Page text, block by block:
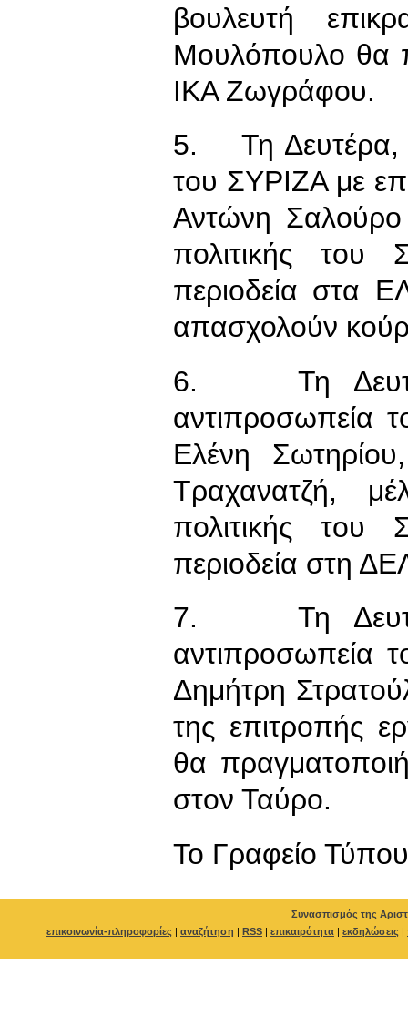
βουλευτή
Μουλόπουλο θα
ΙΚΑ Ζωγράφου.
5. Τη Δευτέρα,
του ΣΥΡΙΖΑ με
Αντώνη Σαλούρο
πολιτικής του
περιοδεία στα
απασχολούν
6. Τη
αντιπροσωπεία
Ελένη
Τραχανατζή,
πολιτικής του
περιοδεία στη
7. Τη
αντιπροσωπεία
Δημήτρη
της επιτροπής
θα
στον Ταύρο.
To Γραφείο Τύπου
Συνασπισμός της
επικοινωνία-πληροφορίες | αναζήτηση | RSS | επικαιρότητα | εκδηλώσεις |